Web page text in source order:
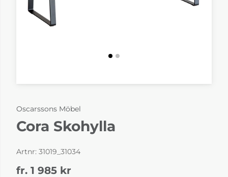
Oscarssons Möbel
Cora Skohylla
Artnr: 31019_31034
fr. 1 985 kr